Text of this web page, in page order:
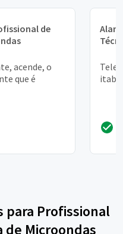
de
acende, o
que é
para Profissional
de Microondas